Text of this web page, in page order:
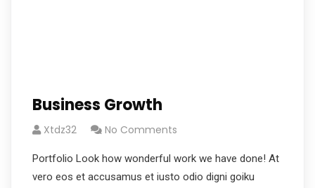
Business Growth
Xtdz32 No Comments
Portfolio Look how wonderful work we have done! At
vero eos et accusamus et iusto odio digni goiku